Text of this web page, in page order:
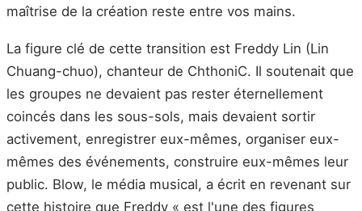
maîtrise de la création reste entre vos mains.
La figure clé de cette transition est Freddy Lin (Lin
Chuang-chuo), chanteur de ChthoniC. Il soutenait que
les groupes ne devaient pas rester éternellement
coincés dans les sous-sols, mais devaient sortir
activement, enregistrer eux-mêmes, organiser eux-
mêmes des événements, construire eux-mêmes leur
public. Blow, le média musical, a écrit en revenant sur
cette histoire que Freddy « est l'une des figures